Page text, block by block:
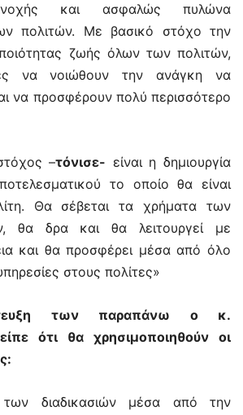
και ασφαλώς πυλώνα
πολιτών. Με βασικό στόχο την
ζωής όλων των πολιτών,
να νοιώθουν την ανάγκη να
να προσφέρουν πολύ περισσότερο
–τόνισε- είναι η δημιουργία
το οποίο θα είναι
Θα σέβεται τα χρήματα των
θα δρα και θα λειτουργεί με
και θα προσφέρει μέσα από όλο
στους πολίτες»
των παραπάνω ο κ.
ότι θα χρησιμοποιηθούν οι
των διαδικασιών μέσα από την